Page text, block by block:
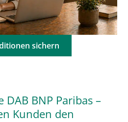
sichern
BNP Paribas –
Kunden den